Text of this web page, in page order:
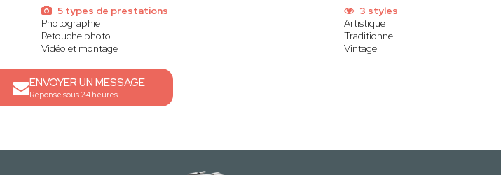
5 types de prestations
Photographie
Retouche photo
Vidéo et montage
3 styles
Artistique
Traditionnel
Vintage
ENVOYER UN MESSAGE
Réponse sous 24 heures